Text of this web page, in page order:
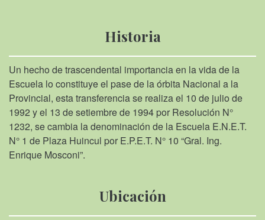
Historia
Un hecho de trascendental importancia en la vida de la
Escuela lo constituye el pase de la órbita Nacional a la
Provincial, esta transferencia se realiza el 10 de julio de
1992 y el 13 de setiembre de 1994 por Resolución N°
1232, se cambia la denominación de la Escuela E.N.E.T.
N° 1 de Plaza Huincul por E.P.E.T. N° 10 “Gral. Ing.
Enrique Mosconi”.
Ubicación